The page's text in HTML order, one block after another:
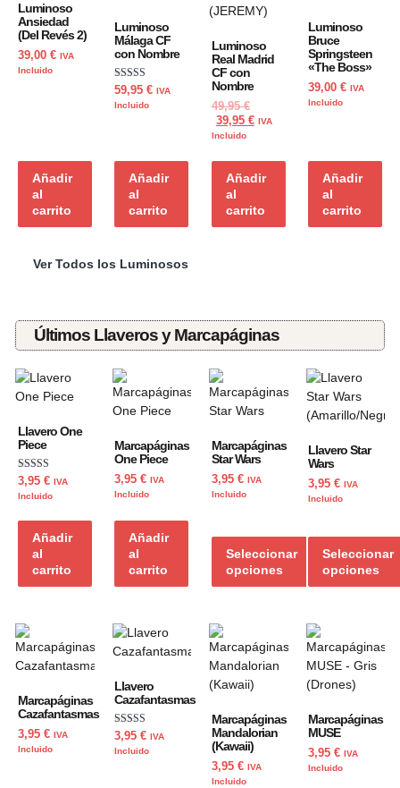
Luminoso
Ansiedad
(Del Revés 2)
39,00 €
IVA
Incluido
Añadir
al
carrito
Luminoso
Málaga CF
con Nombre
Valorado con
5.00
de 5
59,95€
IVA
Incluido
Añadir
al
carrito
Luminoso
Real Madrid
CF con
Nombre
49,95€
39,95 €
IVA
Incluido
Añadir
al
carrito
Luminoso
Bruce
Springsteen
«The Boss»
39,00€
IVA
Incluido
Añadir
al
carrito
Ver Todos los Luminosos
Últimos Llaveros y Marcapáginas
Llavero One
Piece
Valorado con
5.00
de 5
3,95 € IVA
Incluido
Añadir
al
carrito
Marcapáginas
One Piece
3,95€ IVA
Incluido
Añadir
al
carrito
Marcapáginas
Star Wars
3,95 € IVA
Incluido
Seleccionar
opciones
Llavero Star
Wars
3,95€ IVA
Incluido
Seleccionar
opciones
Marcapáginas
Cazafantasmas
3,95 € IVA
Incluido
Llavero
Cazafantasmas
Valorado con
5.00
de 5
3,95€ IVA
Incluido
Marcapáginas
Mandalorian
(Kawaii)
3,95 € IVA
Incluido
Marcapáginas
MUSE
3,95€ IVA
Incluido